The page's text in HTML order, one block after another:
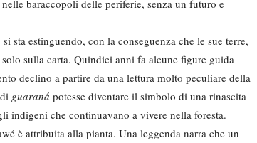
baraccopoli delle periferie, senza un futuro e
sta estinguendo, con la conseguenza che le sue terre,
sulla carta. Quindici anni fa alcune figure guida
declino a partire da una lettura molto peculiare della
guaraná potesse diventare il simbolo di una rinascita
indigeni che continuavano a vivere nella foresta.
è attribuita alla pianta. Una leggenda narra che un